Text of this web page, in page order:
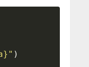
} " )